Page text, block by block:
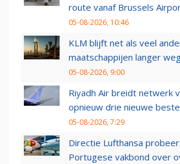
route vanaf Brussels
05-08-2026, 10:46
KLM blijft net als veel
maatschappijen langer
05-08-2026, 9:00
Riyadh Air breidt netwerk
opnieuw drie nieuwe
05-08-2026, 7:29
Directie Lufthansa
Portugese vakbond over